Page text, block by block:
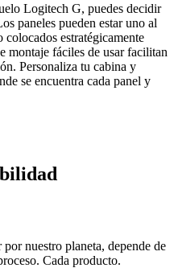
Logitech G, puedes decidir
paneles pueden estar uno al
estratégicamente
montaje fáciles de usar facilitan
Personaliza tu cabina y
se encuentra cada panel y
nuestro planeta, depende de
Cada producto.